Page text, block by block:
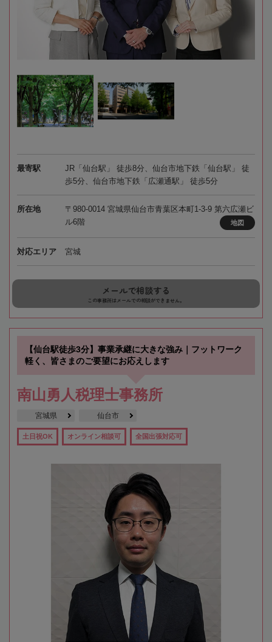
最寄駅
JR「仙台駅」 徒歩8分、仙台市地下鉄「仙台駅」 徒
歩5分、仙台市地下鉄「広瀬通駅」 徒歩5分
所在地
〒980-0014 宮城県仙台市青葉区本町1-3-9 第六広瀬ビ
ル6階
地図
対応エリア 宮城
メールで相談する
この事務所はメールでの相談ができません。
【仙台駅徒歩3分】事業承継に大きな強み｜フットワーク
軽く、皆さまのご要望にお応えします
南山勇人税理士事務所
宮城県 仙台市
土日祝OK オンライン相談可 全国出張対応可